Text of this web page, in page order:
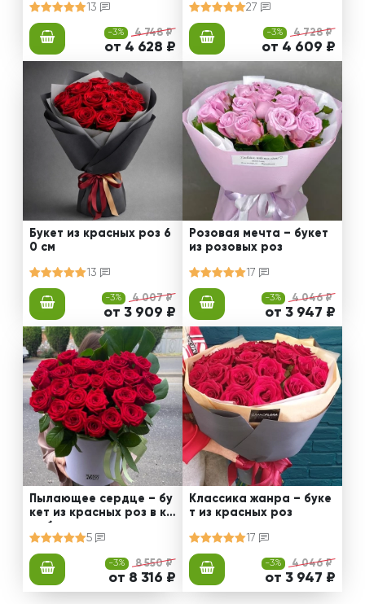
13
-3% 4 748 ₽
от 4 628 ₽
27
-3% 4 728 ₽
от 4 609 ₽
Букет из красных роз 6
0 см
13
-3% 4 007 ₽
от 3 909 ₽
Розовая мечта – букет
из розовых роз
17
-3% 4 046 ₽
от 3 947 ₽
Пылающее сердце – бу
кет из красных роз в ко
робке
5
-3% 8 550 ₽
от 8 316 ₽
Классика жанра – буке
т из красных роз
17
-3% 4 046 ₽
от 3 947 ₽